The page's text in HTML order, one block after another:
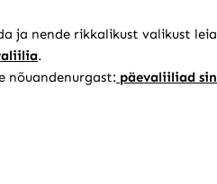
ja nende rikkalikust valikust
.
nõuandenurgast: päevaliiliad